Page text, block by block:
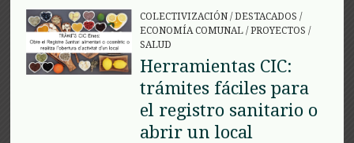
COLECTIVIZACIÓN/DESTACADOS /
ECONOMÍA COMUNAL/PROYECTOS /
SALUD
Herramientas CIC:
trámites fáciles para
el registro sanitario o
abrir un local